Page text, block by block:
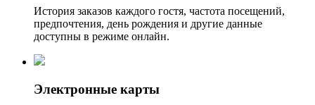
История заказов каждого гостя, частота посещений,
предпочтения, день рождения и другие данные
доступны в режиме онлайн.
Электронные карты